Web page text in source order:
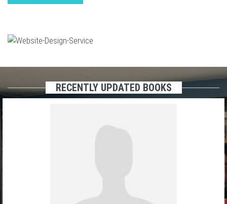
RECENTLY UPDATED BOOKS